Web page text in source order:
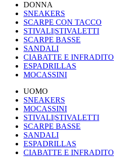
DONNA
SNEAKERS
SCARPE CON TACCO
STIVALI|STIVALETTI
SCARPE BASSE
SANDALI
CIABATTE E INFRADITO
ESPADRILLAS
MOCASSINI
UOMO
SNEAKERS
MOCASSINI
STIVALI|STIVALETTI
SCARPE BASSE
SANDALI
ESPADRILLAS
CIABATTE E INFRADITO